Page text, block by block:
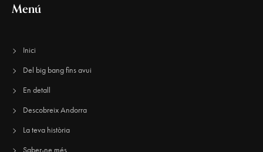
Menú
Inici
Del big bang fins avui
En detall
Descobreix Andorra
La teva història
Saber-ne més